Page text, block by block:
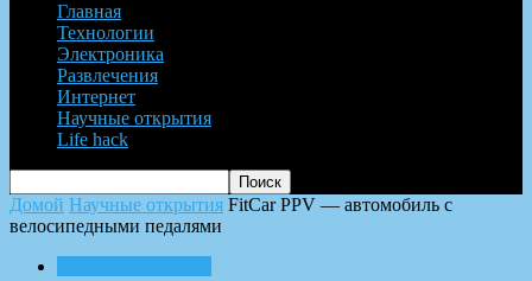
Главная
Технологии
Электроника
Развлечения
Интернет
Научные открытия
Life hack
Домой Научные открытия FitCar PPV — автомобиль с
велосипедными педалями